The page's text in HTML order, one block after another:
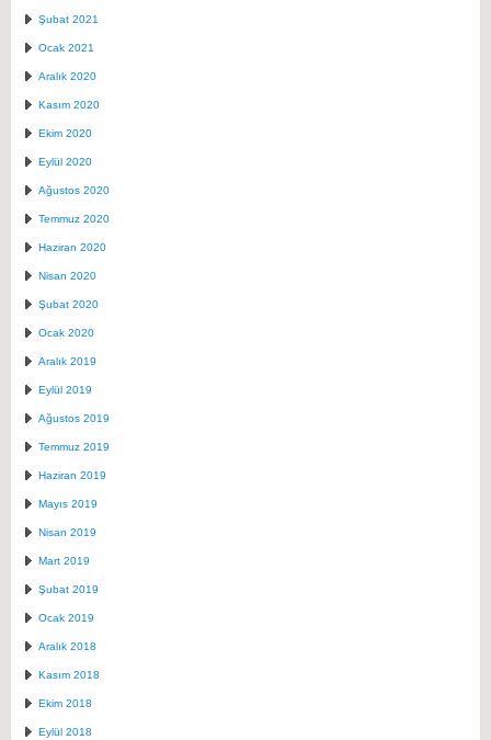
Şubat 2021
Ocak 2021
Aralık 2020
Kasım 2020
Ekim 2020
Eylül 2020
Ağustos 2020
Temmuz 2020
Haziran 2020
Nisan 2020
Şubat 2020
Ocak 2020
Aralık 2019
Eylül 2019
Ağustos 2019
Temmuz 2019
Haziran 2019
Mayıs 2019
Nisan 2019
Mart 2019
Şubat 2019
Ocak 2019
Aralık 2018
Kasım 2018
Ekim 2018
Eylül 2018